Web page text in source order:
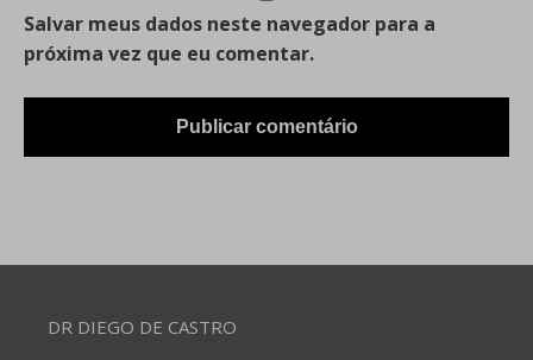
Salvar meus dados neste navegador para a
próxima vez que eu comentar.
DR DIEGO DE CASTRO